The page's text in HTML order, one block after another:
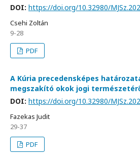
DOI: https://doi.org/10.32980/
Csehi Zoltán
9-28
PDF
A Kúria precedensképes
megszakító okok jogi
DOI: https://doi.org/10.32980/
Fazekas Judit
29-37
PDF